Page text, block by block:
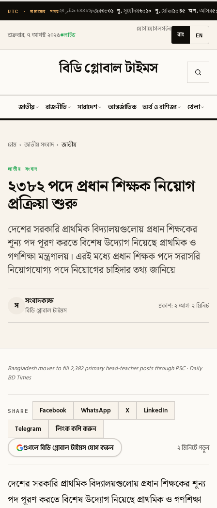
UTC · নামাজের সময় ২৪ صَفَر ১৪৪৮ফজর৩:৩১ পূ.সূর্যোদয়৬:১০ পূ.যোহর১:৪৫ অপ.আসর
শুক্রবার, ৭ আগস্ট ২০২৬ লাইভ
যোগাযোগলগইন
বাং EN
বিডি গ্লোবাল টাইমস
জাতীয় রাজনীতি সারাদেশ আন্তর্জাতিক অর্থ ও বাণিজ্য খেলা
হোম › জাতীয় সংবাদ › জাতীয়
জাতীয় সংবাদ
২৩৮২ পদে প্রধান শিক্ষক নিয়োগ
প্রক্রিয়া শুরু
দেশের সরকারি প্রাথমিক বিদ্যালয়গুলোয় প্রধান শিক্ষকের
শূন্য পদ পূরণ করতে বিশেষ উদ্যোগ নিয়েছে প্রাথমিক ও
গণশিক্ষা মন্ত্রণালয়। এরই মধ্যে প্রধান শিক্ষক পদে সরাসরি
নিয়োগযোগ্য পদে নিয়োগের চাহিদার তথ্য জানিয়ে
স সংবাদকক্ষ
বিডি গ্লোবাল টাইমস
প্রকাশ: ২ আগ· ২ মিনিট
Bangladesh moves to fill 2,382 primary head-teacher posts through PSC · Daily
BD Times
SHARE Facebook WhatsApp X
LinkedIn
Telegram
লিংক কপি করুন
গুগলে বিডি গ্লোবাল টাইমস যোগ করুন
২ মিনিটে পড়ুন
দেশের সরকারি প্রাথমিক বিদ্যালয়গুলোয় প্রধান শিক্ষকের শূন্য
পদ পূরণ করতে বিশেষ উদ্যোগ নিয়েছে প্রাথমিক ও গণশিক্ষা